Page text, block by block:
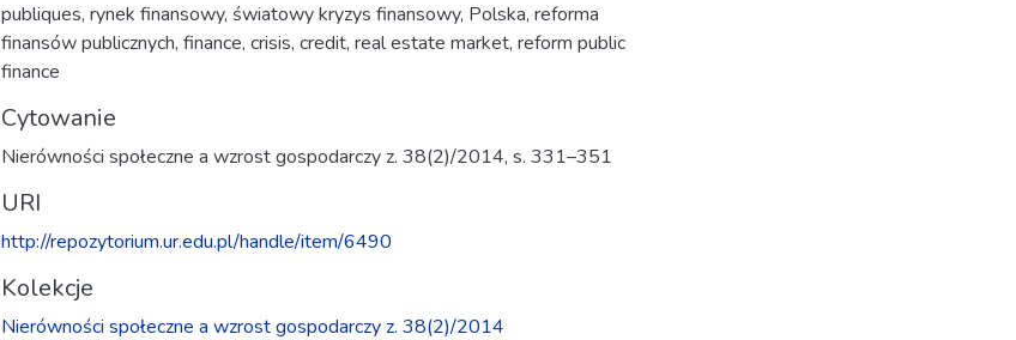
publiques, rynek finansowy, światowy kryzys finansowy, Polska, reforma
finansów publicznych, finance, crisis, credit, real estate market, reform public
finance
Cytowanie
Nierówności społeczne a wzrost gospodarczy z. 38(2)/2014, s. 331–351
URI
http://repozytorium.ur.edu.pl/handle/item/6490
Kolekcje
Nierówności społeczne a wzrost gospodarczy z. 38(2)/2014